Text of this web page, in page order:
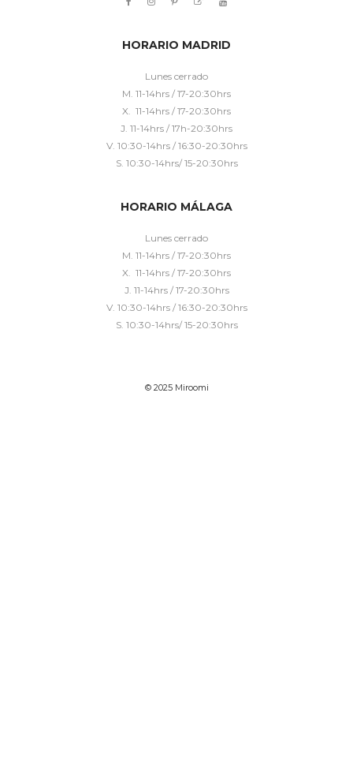
HORARIO MADRID
Lunes cerrado
M. 11-14hrs / 17-20:30hrs
X. 11-14hrs / 17-20:30hrs
J. 11-14hrs / 17h-20:30hrs
V. 10:30-14hrs / 16:30-20:30hrs
S. 10:30-14hrs/ 15-20:30hrs
HORARIO MÁLAGA
Lunes cerrado
M. 11-14hrs / 17-20:30hrs
X. 11-14hrs / 17-20:30hrs
J. 11-14hrs / 17-20:30hrs
V. 10:30-14hrs / 16:30-20:30hrs
S. 10:30-14hrs/ 15-20:30hrs
© 2025 Miroomi